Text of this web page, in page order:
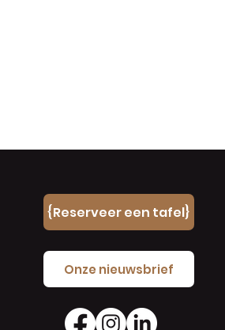
{Reserveer een tafel}
Onze nieuwsbrief